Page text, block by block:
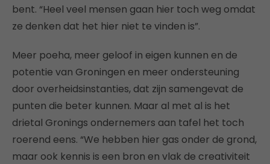
bent. “Heel veel mensen gaan hier toch weg omdat
ze denken dat het hier niet te vinden is”.
Meer poeha, meer geloof in eigen kunnen en de
potentie van Groningen en meer ondersteuning
door overheidsinstanties, dat zijn samengevat de
punten die beter kunnen. Maar al met al is het
drietal Gronings ondernemers aan tafel het toch
roerend eens. “We hebben hier gas onder de grond,
maar ook kennis is een bron en vlak de creativiteit